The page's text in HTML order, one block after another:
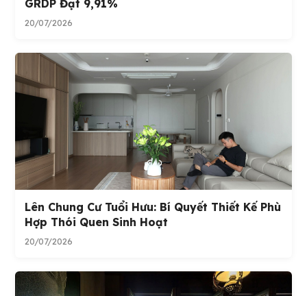
GRDP Đạt 9,91%
20/07/2026
Lên Chung Cư Tuổi Hưu: Bí Quyết Thiết Kế Phù
Hợp Thói Quen Sinh Hoạt
20/07/2026